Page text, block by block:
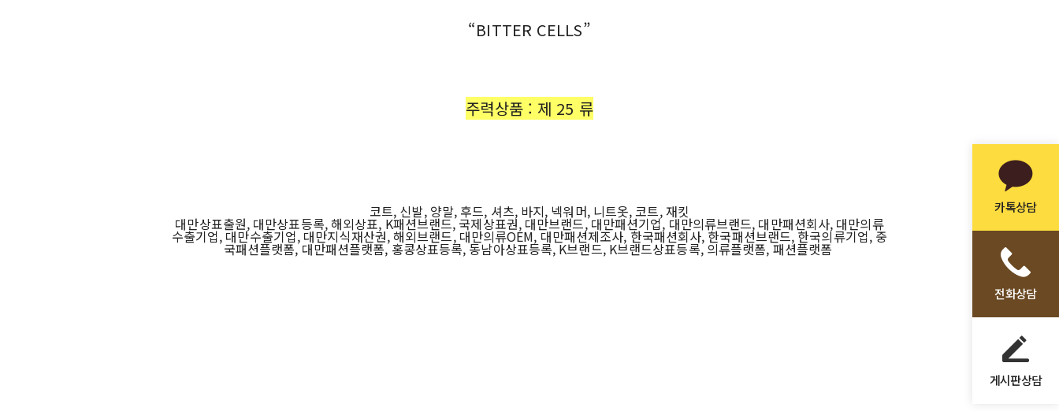
카톡상담
전화상담
게시판상담
“BITTER CELLS”
주력상품 : 제 25 류
코트, 신발, 양말, 후드, 셔츠, 바지, 넥워머, 니트옷, 코트, 재킷
대만상표출원, 대만상표등록, 해외상표, K패션브랜드, 국제상표권, 대만브랜드, 대만패션기업, 대만의류브랜드, 대만패션회사, 대만의류
수출기업, 대만수출기업, 대만지식재산권, 해외브랜드, 대만의류OEM, 대만패션제조사, 한국패션회사, 한국패션브랜드, 한국의류기업, 중
국패션플랫폼, 대만패션플랫폼, 홍콩상표등록, 동남아상표등록, K브랜드, K브랜드상표등록, 의류플랫폼, 패션플랫폼